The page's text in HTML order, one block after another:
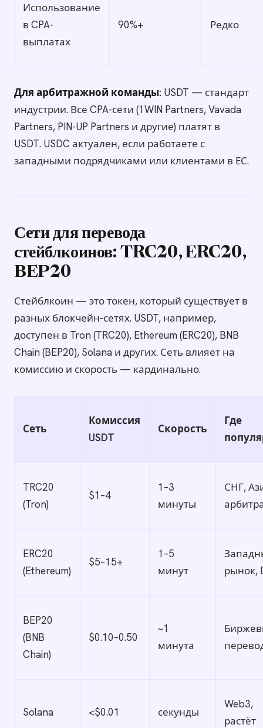
Использование
в CPA-
выплатах
90%+ Редко
Для арбитражной команды: USDT — стандарт
индустрии. Все CPA-сети (1WIN Partners, Vavada
Partners, PIN-UP Partners и другие) платят в
USDT. USDC актуален, если работаете с
западными подрядчиками или клиентами в ЕС.
Сети для перевода
стейблкоинов: TRC20, ERC20,
BEP20
Стейблкоин — это токен, который существует в
разных блокчейн-сетях. USDT, например,
доступен в Tron (TRC20), Ethereum (ERC20), BNB
Chain (BEP20), Solana и других. Сеть влияет на
комиссию и скорость — кардинально.
Сеть
Комиссия
USDT
Скорость
Где
TRC20
(Tron)
$1–4
1–3
минуты
СНГ,
ERC20
(Ethereum)
$5–15+
1–5
минут
рынок,
BEP20
(BNB
Chain)
$0.10–0.50
~1
минута
Solana <$0.01 секунды
Web3,
растёт